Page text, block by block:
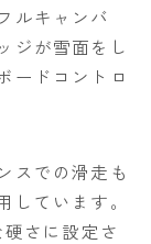
ルキャンバ
ジが雪面をし
ードコントロ
スでの滑走も
ています。
さに設定さ